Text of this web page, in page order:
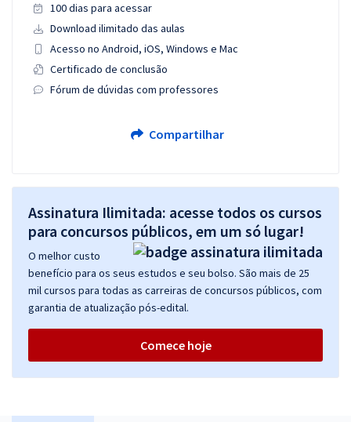
100 dias para acessar
Download ilimitado das aulas
Acesso no Android, iOS, Windows e Mac
Certificado de conclusão
Fórum de dúvidas com professores
Compartilhar
Assinatura Ilimitada: acesse todos os cursos
para concursos públicos, em um só lugar!
O melhor custo
benefício para os seus estudos e seu bolso. São mais de 25
mil cursos para todas as carreiras de concursos públicos, com
garantia de atualização pós-edital.
Comece hoje